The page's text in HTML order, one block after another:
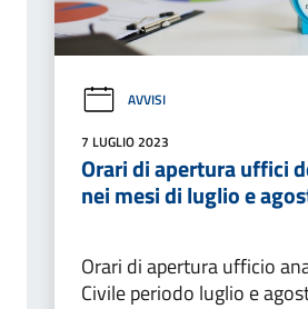
AVVISI
7 LUGLIO 2023
Orari di apertura uffici
nei mesi di luglio e
Orari di apertura ufficio
Civile periodo luglio e